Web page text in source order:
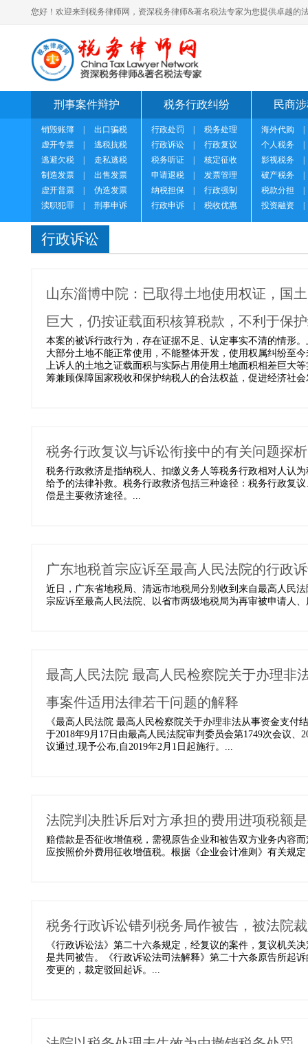
您好！欢迎来到税务律师网，资深税务律师&著名税法专家为您提供卓越的
刑事案件辩护
销毁账簿
出口骗税
虚开专票
逃税抗税
逃避欠税
走私逃税
制造发票
出售发票
虚开普票
伪造发票
渎职犯罪
刑事申诉
税务行政纠纷
行政处罚
税务处理
行政诉讼
行政复议
税务听证
核定征收
申请退税
发票管理
纳税担保
行政强制
行政申诉
税收优惠
民商
海外代购
个人税务
影视税务
破产税务
税款分担
投资融资
行政诉讼
山东淄博中院：已取得土地使用权证，国
巨大，仍按证载面积核算税款，不利于保
本案的被诉行政行为，存在证据不足、认定事实不清的情形
大部分土地不能正常使用，不能整体开发，使用权属纠纷至
上诉人的土地之证载面积与实际占用使用土地面积相差巨大
筹兼顾保障国家税收和保护纳税人的合法权益，促进经济社
税务行政复议与诉讼衔接中的有关问题探析
税务行政救济是指纳税人、扣缴义务人等税务行政相对人认
给予的法律补救。税务行政救济包括三种途径：税务行政复
偿是主要救济途径。...
广东地税首宗应诉至最高人民法院的行政
近日，广东省地税局、清远市地税局分别收到来自最高人民
宗应诉至最高人民法院、以省市两级地税局为再审被申请人
最高人民法院 最高人民检察院关于办理非
事案件适用法律若干问题的解释
《最高人民法院 最高人民检察院关于办理非法从事资金支
于2018年9月17日由最高人民法院审判委员会第1749次会议
议通过,现予公布,自2019年2月1日起施行。...
法院判决胜诉后对方承担的费用进项税额
赔偿款是否征收增值税，需视原告企业和被告双方业务内容
应按照价外费用征收增值税。根据《企业会计准则》有关规
税务行政诉讼错列税务局作被告，被法院
《行政诉讼法》第二十六条规定，经复议的案件，复议机关
是共同被告。《行政诉讼法司法解释》第二十六条原告所起
变更的，裁定驳回起诉。...